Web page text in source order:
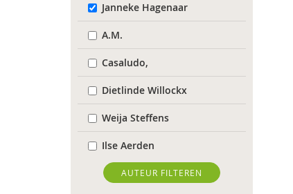
Janneke Hagenaar
A.M.
Casaludo,
Dietlinde Willockx
Weija Steffens
Ilse Aerden
Pauline van Aken
AUTEUR FILTEREN